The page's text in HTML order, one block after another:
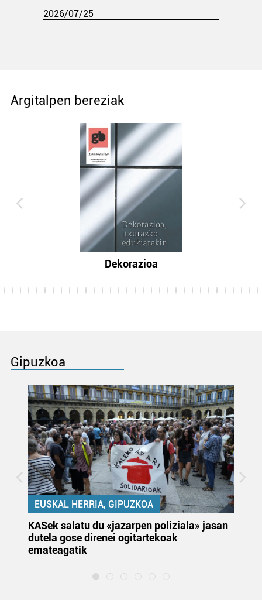
2026/07/25
Argitalpen bereziak
Dekorazioa
Gipuzkoa
EUSKAL HERRIA, GIPUZKOA
KASek salatu du «jazarpen poliziala» jasan
dutela gose direnei ogitartekoak
emateagatik